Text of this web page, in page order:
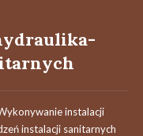
instalacji
instalacji sanitarnych